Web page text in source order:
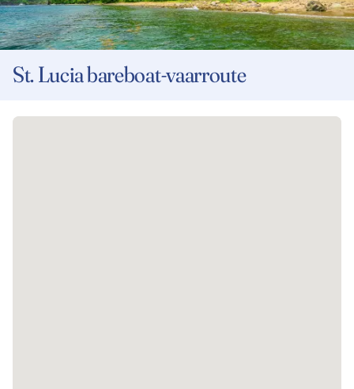
St. Lucia bareboat-vaarroute